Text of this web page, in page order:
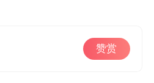
赞赏